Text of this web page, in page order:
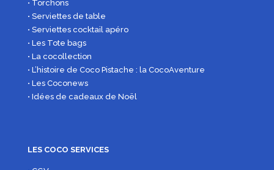
• Torchons
• Serviettes de table
• Serviettes cocktail apéro
• Les Tote bags
• La cocollection
• L’histoire de Coco Pistache : la CocoAventure
• Les Coconews
• Idées de cadeaux de Noël
LES COCO SERVICES